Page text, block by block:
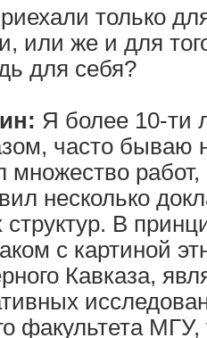
только
или же и для
для себя?
Я более 10-ти
часто бываю
множество работ,
несколько
структур. В
с картиной
Кавказа,
факультета МГУ,